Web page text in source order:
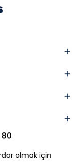
olmak için